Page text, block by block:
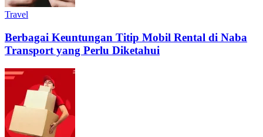
Travel
Berbagai Keuntungan Titip Mobil Rental di Naba
Transport yang Perlu Diketahui